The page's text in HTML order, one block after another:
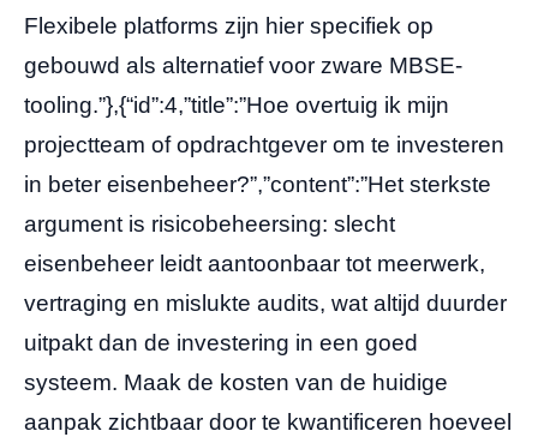
Flexibele platforms zijn hier specifiek op
gebouwd als alternatief voor zware MBSE-
tooling.”},{“id”:4,”title”:”Hoe overtuig ik mijn
projectteam of opdrachtgever om te investeren
in beter eisenbeheer?”,”content”:”Het sterkste
argument is risicobeheersing: slecht
eisenbeheer leidt aantoonbaar tot meerwerk,
vertraging en mislukte audits, wat altijd duurder
uitpakt dan de investering in een goed
systeem. Maak de kosten van de huidige
aanpak zichtbaar door te kwantificeren hoeveel